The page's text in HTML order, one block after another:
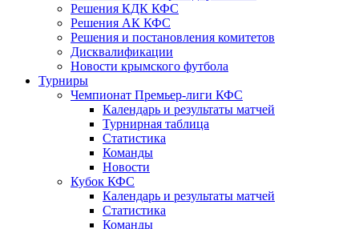
Решения КДК КФС
Решения АК КФС
Решения и постановления комитетов
Дисквалификации
Новости крымского футбола
Турниры
Чемпионат Премьер-лиги КФС
Календарь и результаты матчей
Турнирная таблица
Статистика
Команды
Новости
Кубок КФС
Календарь и результаты матчей
Статистика
Команды